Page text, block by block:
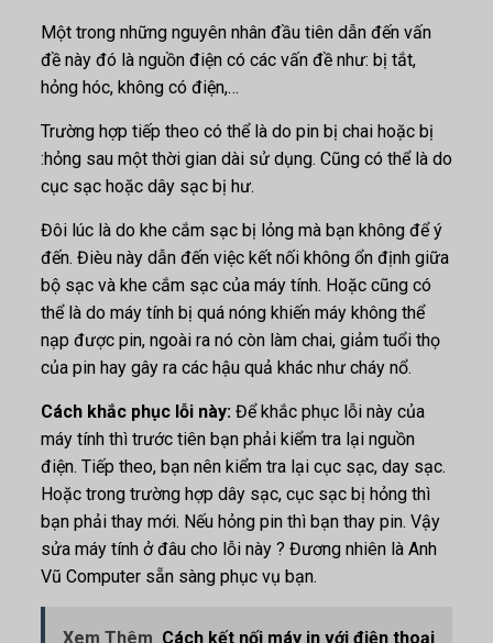
Một trong những nguyên nhân đầu tiên dẫn đến vấn
đề này đó là nguồn điện có các vấn đề như: bị tắt,
hỏng hóc, không có điện,…
Trường hợp tiếp theo có thể là do pin bị chai hoặc bị
:hỏng sau một thời gian dài sử dụng. Cũng có thể là do
cục sạc hoặc dây sạc bị hư.
Đôi lúc là do khe cắm sạc bị lỏng mà bạn không để ý
đến. Đièu này dẫn đến việc kết nối không ổn định giữa
bộ sạc và khe cắm sạc của máy tính. Hoặc cũng có
thể là do máy tính bị quá nóng khiến máy không thể
nạp được pin, ngoài ra nó còn làm chai, giảm tuổi thọ
của pin hay gây ra các hậu quả khác như cháy nổ.
Cách khắc phục lỗi này: Để khắc phục lỗi này của
máy tính thì trước tiên bạn phải kiểm tra lại nguồn
điện. Tiếp theo, bạn nên kiểm tra lại cục sạc, day sạc.
Hoặc trong trường hợp dây sạc, cục sạc bị hỏng thì
bạn phải thay mới. Nếu hỏng pin thì bạn thay pin. Vậy
sửa máy tính ở đâu cho lỗi này ? Đương nhiên là Anh
Vũ Computer sẵn sàng phục vụ bạn.
Xem Thêm Cách kết nối máy in với điện thoại